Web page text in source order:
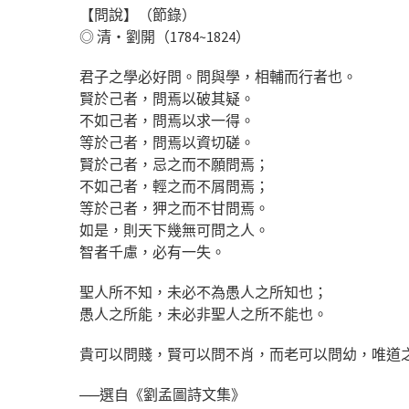
【問說】（節錄）
◎ 清‧劉開（1784~1824）
君子之學必好問。問與學，相輔而行者也。
賢於己者，問焉以破其疑。
不如己者，問焉以求一得。
等於己者，問焉以資切磋。
賢於己者，忌之而不願問焉；
不如己者，輕之而不屑問焉；
等於己者，狎之而不甘問焉。
如是，則天下幾無可問之人。
智者千慮，必有一失。
聖人所不知，未必不為愚人之所知也；
愚人之所能，未必非聖人之所不能也。
貴可以問賤，賢可以問不肖，而老可以問幼，唯道
──選自《劉孟圖詩文集》